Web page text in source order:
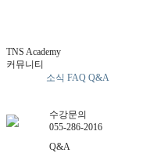
TNS Academy
커뮤니티
소식 FAQ Q&A
수강문의
055-286-2016
Q&A